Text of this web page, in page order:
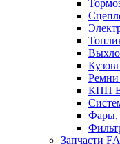
КПП
Фары,
Зaпчaсти